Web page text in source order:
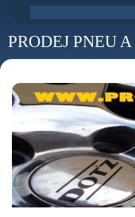
PRODEJ PNEU